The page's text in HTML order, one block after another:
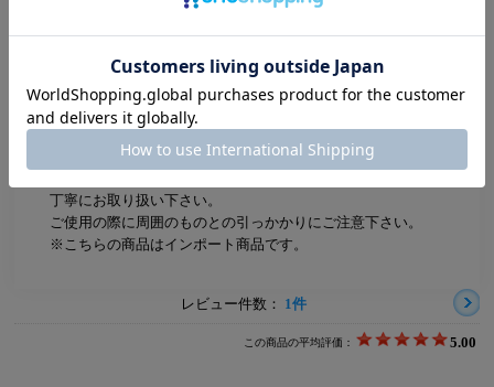
ストーン：約0.5×0.4cm
ATTENTION
丁寧にお取り扱い下さい。
ご使用の際に周囲のものとの引っかかりにご注意下さい。
※こちらの商品はインポート商品です。
レビュー件数： 1件
この商品の平均評価： 5.00